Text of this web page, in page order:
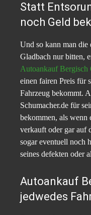
Statt
noch Geld
Und so kann man die
Gladbach nur bitten,
Autoankauf Bergisch
einen fairen Preis für
Fahrzeug bekommt.
Schumacher.de für
bekommen, als wenn
verkauft oder gar auf
sogar eventuell noch
seines defekten oder
Autoankauf
jedwedes